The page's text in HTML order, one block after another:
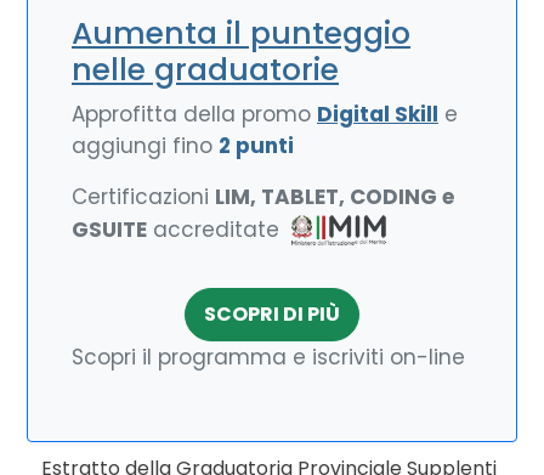
Aumenta il punteggio
nelle graduatorie
Approfitta della promo Digital Skill e
aggiungi fino 2 punti
Certificazioni LIM, TABLET, CODING e
GSUITE accreditate
SCOPRI DI PIÙ
Scopri il programma e iscriviti on-line
Estratto della Graduatoria Provinciale Supplenti